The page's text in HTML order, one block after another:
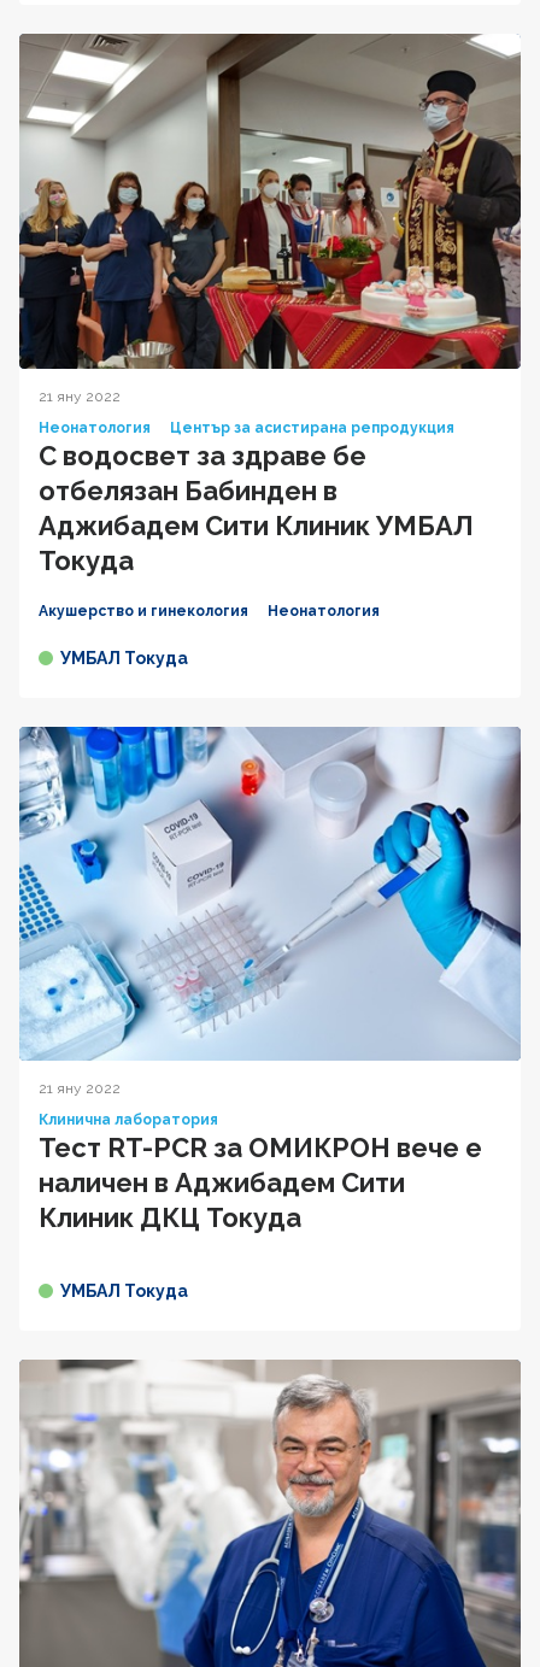
21 яну 2022
Неонатология
Център за асистирана репродукция
С водосвет за здраве бе
отбелязан Бабинден в
Аджибадем Сити Клиник УМБАЛ
Токуда
Акушерство и гинекология Неонатология
УМБАЛ Токуда
21 яну 2022
Клинична лаборатория
Тест RT-PCR за ОМИКРОН вече е
наличен в Аджибадем Сити
Клиник ДКЦ Токуда
УМБАЛ Токуда